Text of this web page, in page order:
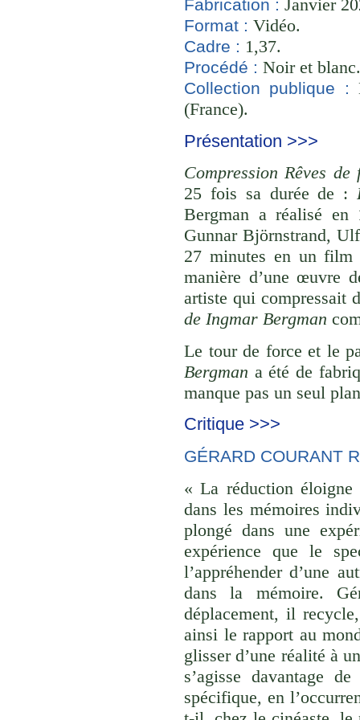
Fabrication : Janvier
Format : Vidéo.
Cadre : 1,37.
Procédé : Noir et
Collection publique :
(France).
Présentation >>>
Compression Rêves
25 fois sa durée de :
Bergman a réalisé en
Gunnar Björnstrand,
27 minutes en un
manière d’une œuvre
artiste qui compressait
de Ingmar Bergman
Le tour de force et le
Bergman a été de
manque pas un seul
Critique >>>
GÉRARD COURANT
« La réduction
dans les mémoires
plongé dans une
expérience que le
l’appréhender d’une
dans la mémoire.
déplacement, il
ainsi le rapport au
glisser d’une réalité à
s’agisse davantage
spécifique, en